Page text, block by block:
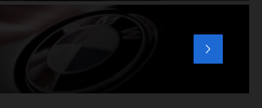
voordat u verder loopt.